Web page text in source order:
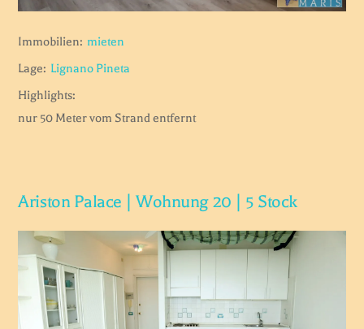
Immobilien: mieten
Lage: Lignano Pineta
Highlights:
nur 50 Meter vom Strand entfernt
Ariston Palace | Wohnung 20 | 5 Stock